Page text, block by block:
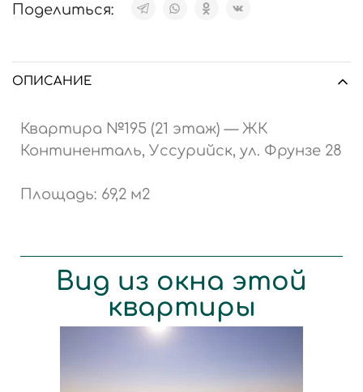
Поделиться:
ОПИСАНИЕ
Квартира №195 (21 этаж) — ЖК
Континенталь, Уссурийск, ул. Фрунзе 28
Площадь: 69,2 м2
Вид из окна этой
квартиры